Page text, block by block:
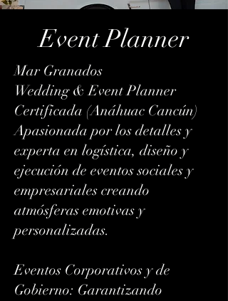
Event Planner
Mar Granados
Wedding & Event Planner
Certificada (Anáhuac Cancún)
​Apasionada por los detalles y
experta en logística, diseño y
ejecución de eventos sociales y
empresariales creando
atmósferas emotivas y
personalizadas.
​Eventos Corporativos y de
Gobierno: Garantizando